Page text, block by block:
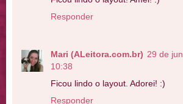
Responder
Mari (ALeitora.com.br) 29 de
10:38
Ficou lindo o layout. Adorei! :)
Responder